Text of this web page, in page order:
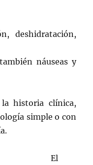
deshidratación,
náuseas y
historia clínica,
simple o con
El